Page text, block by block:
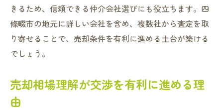
きるため、信頼できる仲介会社選びにも役立ちます。四
條畷市の地元に詳しい会社を含め、複数社から査定を取
り寄せることで、売却条件を有利に進める土台が築ける
でしょう。
売却相場理解が交渉を有利に進める理
由